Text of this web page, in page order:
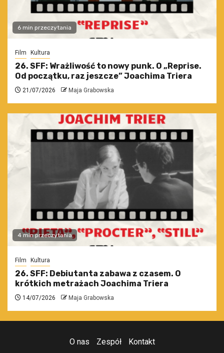
6 min przeczytania
Film Kultura
26. SFF: Wrażliwość to nowy punk. O „Reprise.
Od początku, raz jeszcze” Joachima Triera
21/07/2026 Maja Grabowska
4 min przeczytania
Film Kultura
26. SFF: Debiutanta zabawa z czasem. O
krótkich metrażach Joachima Triera
14/07/2026 Maja Grabowska
O nas Zespół Kontakt